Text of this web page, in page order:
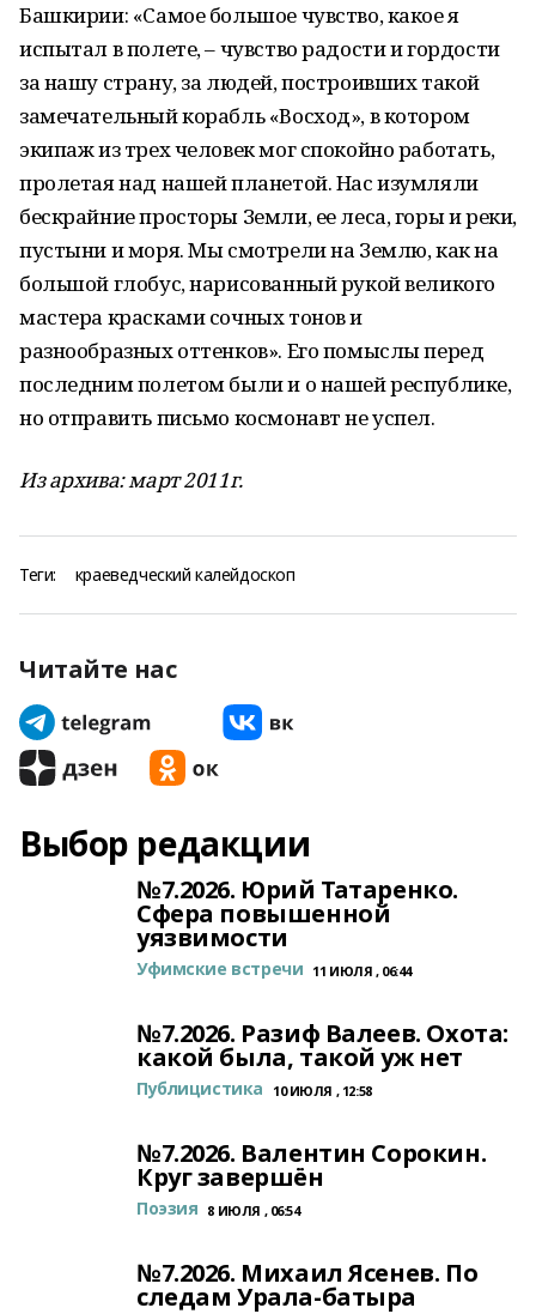
Башкирии: «Самое большое чувство, какое я
испытал в полете, – чувство радости и гордости
за нашу страну, за людей, построивших такой
замечательный корабль «Восход», в котором
экипаж из трех человек мог спокойно работать,
пролетая над нашей планетой. Нас изумляли
бескрайние просторы Земли, ее леса, горы и реки,
пустыни и моря. Мы смотрели на Землю, как на
большой глобус, нарисованный рукой великого
мастера красками сочных тонов и
разнообразных оттенков». Его помыслы перед
последним полетом были и о нашей республике,
но отправить письмо космонавт не успел.
Из архива: март 2011г.
Теги: краеведческий калейдоскоп
Читайте нас
Выбор редакции
№7.2026. Юрий Татаренко.
Сфера повышенной
уязвимости
Уфимские встречи 11 ИЮЛЯ , 06:44
№7.2026. Разиф Валеев. Охота:
какой была, такой уж нет
Публицистика 10 ИЮЛЯ , 12:58
№7.2026. Валентин Сорокин.
Круг завершён
Поэзия 8 ИЮЛЯ , 06:54
№7.2026. Михаил Ясенев. По
следам Урала-батыра